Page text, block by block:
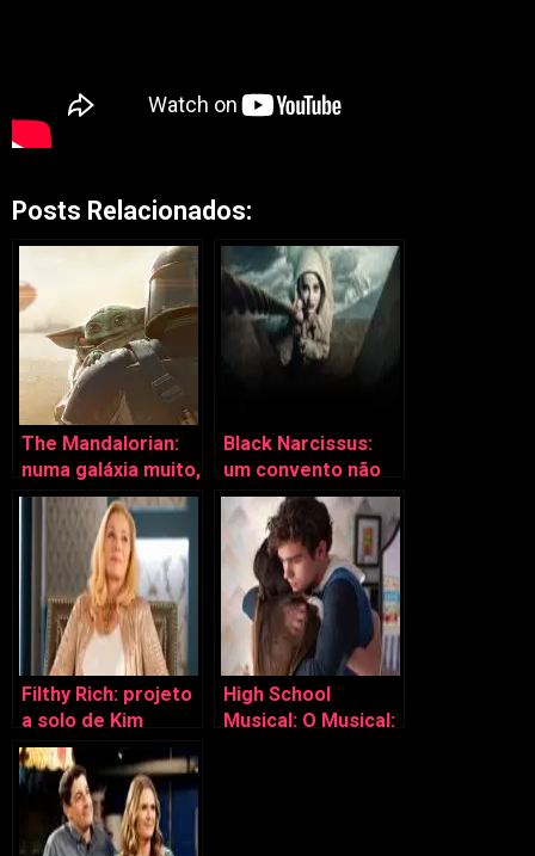
Posts Relacionados:
The Mandalorian:
numa galáxia muito,
muito distante…
Black Narcissus:
um convento não
muito sagrado…
Filthy Rich: projeto
a solo de Kim
Cattrall estreia na
Disney+
High School
Musical: O Musical: